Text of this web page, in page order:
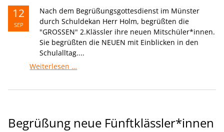
12
SEP
Nach dem Begrüßungsgottesdienst im Münster
durch Schuldekan Herr Holm, begrüßten die
"GROSSEN" 2.Klässler ihre neuen Mitschüler*innen.
Sie begrüßten die NEUEN mit Einblicken in den
Schulalltag....
Weiterlesen …
Begrüßung neue Fünftklässler*innen